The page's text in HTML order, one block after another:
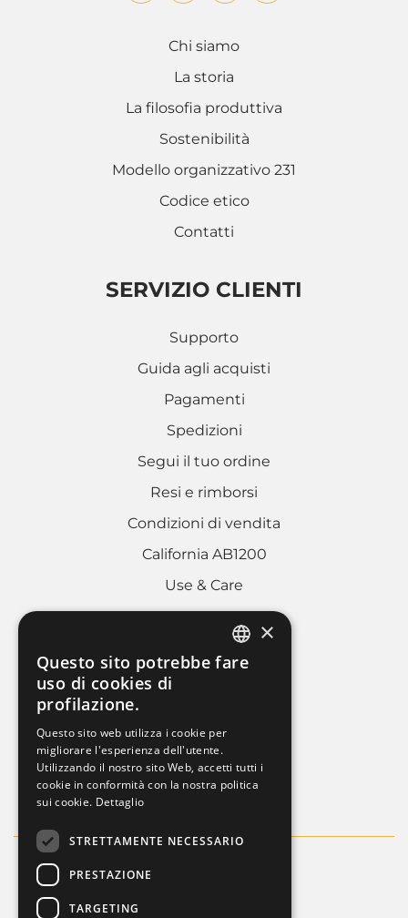
Chi siamo
La storia
La filosofia produttiva
Sostenibilità
Modello organizzativo 231
Codice etico
Contatti
SERVIZIO CLIENTI
Supporto
Guida agli acquisti
Pagamenti
Spedizioni
Segui il tuo ordine
Resi e rimborsi
Condizioni di vendita
California AB1200
Use & Care
AREA LEGALE
Cookies policy
Whistleblowing
Dati societari
ITALIAN
×
Questo sito potrebbe fare
uso di cookies di
profilazione.
Questo sito web utilizza i cookie per
migliorare l'esperienza dell'utente.
Utilizzando il nostro sito Web, accetti tutti i
cookie in conformità con la nostra politica
sui cookie. Dettaglio
STRETTAMENTE NECESSARIO
PRESTAZIONE
TARGETING